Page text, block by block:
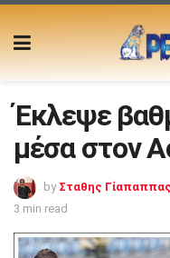
Έκλεψε
μέσα στον
by Σταθης Γίαπαππας
3 min read